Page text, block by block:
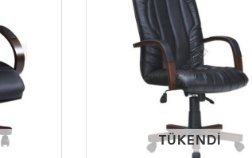
TÜKENDI
TÜKENDI